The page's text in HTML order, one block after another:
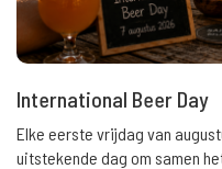
International Beer Day
Elke eerste vrijdag van
uitstekende dag om samen